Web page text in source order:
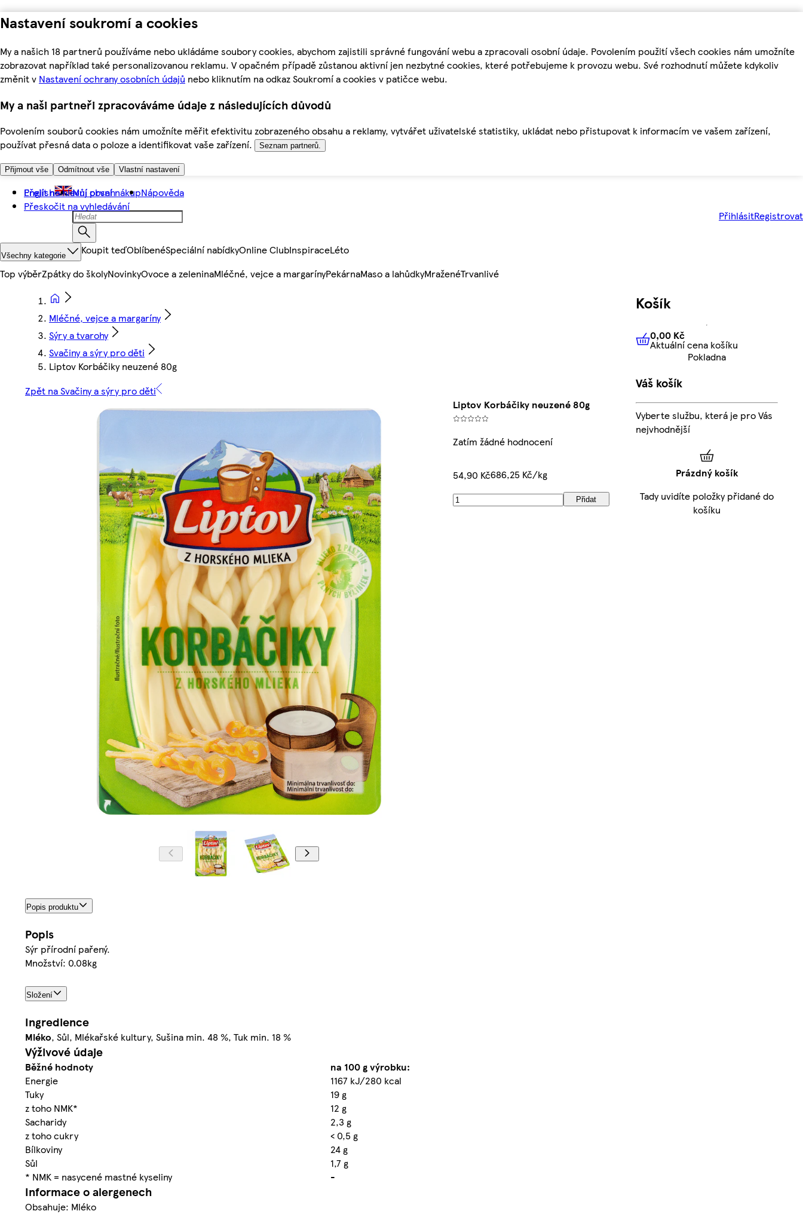
Nastavení soukromí a cookies
My a našich 18 partnerů používáme nebo ukládáme soubory cookies, abychom zajistili správné fungování webu a zpracovali osobní údaje. Povolením použití všech cookies nám umožníte
zobrazovat například také personalizovanou reklamu. V opačném případě zůstanou aktivní jen nezbytné cookies, které potřebujeme k provozu webu. Své rozhodnutí můžete kdykoliv
změnit v Nastavení ochrany osobních údajů nebo kliknutím na odkaz Soukromí a cookies v patičce webu.
My a naši partneři zpracováváme údaje z následujících důvodů
Povolením souborů cookies nám umožníte měřit efektivitu zobrazeného obsahu a reklamy, vytvářet uživatelské statistiky, ukládat nebo přistupovat k informacím ve vašem zařízení,
používat přesná data o poloze a identifikovat vaše zařízení.
Seznam partnerů.
Přijmout vše Odmítnout vše Vlastní nastavení
Přejít na hlavní obsah
Přeskočit na vyhledávání
English Můj první nákupNápověda
PřihlásitRegistrovat
Všechny kategorie Koupit teďOblíbenéSpeciální nabídkyOnline ClubInspiraceLéto
Top výběrZpátky do školyNovinkyOvoce a zeleninaMléčné, vejce a margarínyPekárnaMaso a lahůdkyMraženéTrvanlivé
Mléčné, vejce a margaríny
Sýry a tvarohy
Svačiny a sýry pro děti
Liptov Korbáčiky neuzené 80g
Zpět na Svačiny a sýry pro děti
Liptov Korbáčiky neuzené 80g
Zatím žádné hodnocení
54,90 Kč686,25 Kč/kg
Přidat
Popis produktu
Popis
Sýr přírodní pařený.
Množství: 0.08kg
Složení
Ingredience
Mléko, Sůl, Mlékařské kultury, Sušina min. 48 %, Tuk min. 18 %
Výživové údaje
Běžné hodnoty
na 100 g výrobku:
Energie
1167 kJ/280 kcal
Tuky
19 g
z toho NMK*
12 g
Sacharidy
2,3 g
z toho cukry
< 0,5 g
Bílkoviny
24 g
Sůl
1,7 g
* NMK = nasycené mastné kyseliny
-
Informace o alergenech
Obsahuje: Mléko
Košík
0,00 KčAktuální cena košíku
0,00 Kč
Aktuální cena košíku
Pokladna
Váš košík
Vyberte službu, která je pro Vás
nejvhodnější
Prázdný košík
Tady uvidíte položky přidané do
košíku